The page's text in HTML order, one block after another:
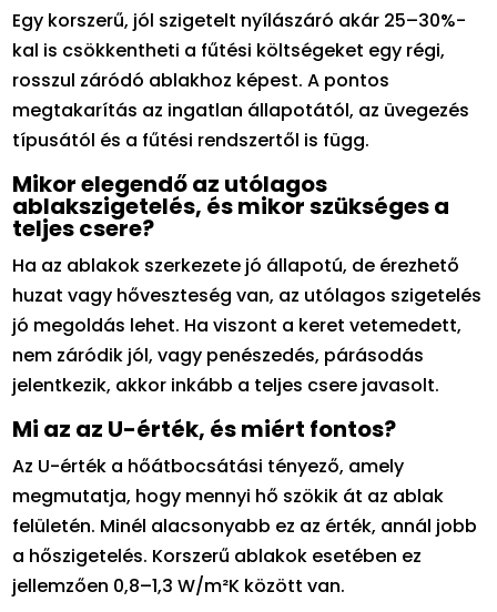
Egy korszerű, jól szigetelt nyílászáró akár 25–30%-
kal is csökkentheti a fűtési költségeket egy régi,
rosszul záródó ablakhoz képest. A pontos
megtakarítás az ingatlan állapotától, az üvegezés
típusától és a fűtési rendszertől is függ.
Mikor elegendő az utólagos
ablakszigetelés, és mikor szükséges a
teljes csere?
Ha az ablakok szerkezete jó állapotú, de érezhető
huzat vagy hőveszteség van, az utólagos szigetelés
jó megoldás lehet. Ha viszont a keret vetemedett,
nem záródik jól, vagy penészedés, párásodás
jelentkezik, akkor inkább a teljes csere javasolt.
Mi az az U-érték, és miért fontos?
Az U-érték a hőátbocsátási tényező, amely
megmutatja, hogy mennyi hő szökik át az ablak
felületén. Minél alacsonyabb ez az érték, annál jobb
a hőszigetelés. Korszerű ablakok esetében ez
jellemzően 0,8–1,3 W/m²K között van.